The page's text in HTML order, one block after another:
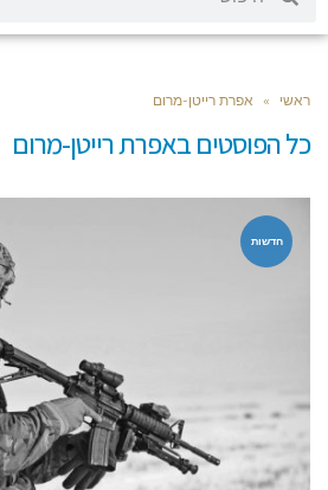
ראשי » אפרת רייטן-מרום
כל הפוסטים באפרת רייטן-מרום
חדשות